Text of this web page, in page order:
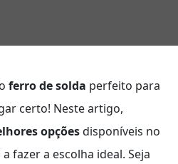
ferro de solda perfeito para
certo! Neste artigo,
opçõesdisponíveis no
fazer a escolha ideal. Seja